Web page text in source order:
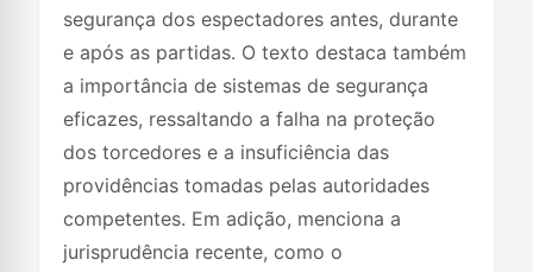
segurança dos espectadores antes, durante
e após as partidas. O texto destaca também
a importância de sistemas de segurança
eficazes, ressaltando a falha na proteção
dos torcedores e a insuficiência das
providências tomadas pelas autoridades
competentes. Em adição, menciona a
jurisprudência recente, como o